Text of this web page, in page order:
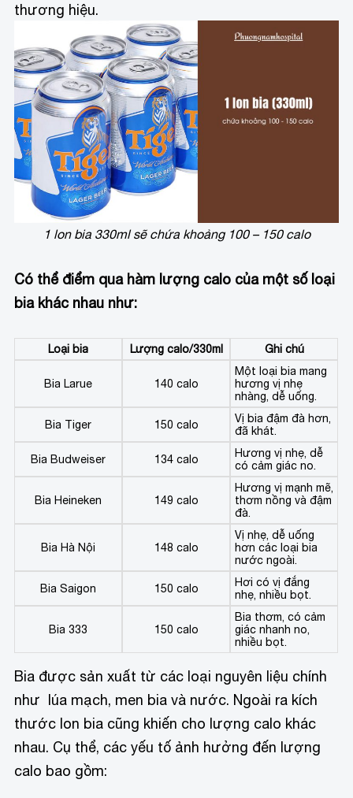
thương hiệu.
1 lon bia 330ml sẽ chứa khoảng 100 – 150 calo
Có thể điểm qua hàm lượng calo của một số loại
bia khác nhau như:
Loại bia Lượng calo/330ml Ghi chú
Bia Larue 140 calo
Một loại bia mang
hương vị nhẹ
nhàng, dễ uống.
Bia Tiger 150 calo
Vị bia đậm đà hơn,
đã khát.
Bia Budweiser 134 calo
Hương vị nhẹ, dễ
có cảm giác no.
Bia Heineken 149 calo
Hương vị mạnh mẽ,
thơm nồng và đậm
đà.
Bia Hà Nội 148 calo
Vị nhẹ, dễ uống
hơn các loại bia
nước ngoài.
Bia Saigon 150 calo
Hơi có vị đắng
nhẹ, nhiều bọt.
Bia 333 150 calo
Bia thơm, có cảm
giác nhanh no,
nhiều bọt.
Bia được sản xuất từ các loại nguyên liệu chính
như lúa mạch, men bia và nước. Ngoài ra kích
thước lon bia cũng khiến cho lượng calo khác
nhau. Cụ thể, các yếu tố ảnh hưởng đến lượng
calo bao gồm: